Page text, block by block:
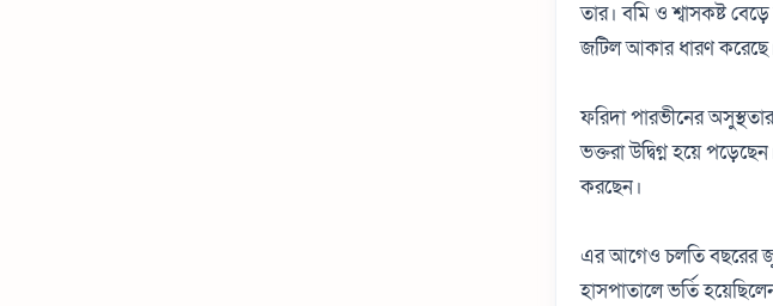
তার।বমি ও শ্বাসকষ্ট
জটিল আকার ধারণ
ফরিদা পারভীনের
ভক্তরা উদ্বিগ্ন হয়ে
করছেন।
এর আগেও চলতি বছরের
হাসপাতালে ভর্তি